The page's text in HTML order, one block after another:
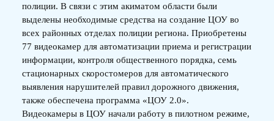
полиции. В связи с этим акиматом области были
выделены необходимые средства на создание ЦОУ во
всех районных отделах полиции региона. Приобретены
77 видеокамер для автоматизации приема и регистрации
информации, контроля общественного порядка, семь
стационарных скоростомеров для автоматического
выявления нарушителей правил дорожного движения,
также обеспечена программа «ЦОУ 2.0».
Видеокамеры в ЦОУ начали работу в пилотном режиме,